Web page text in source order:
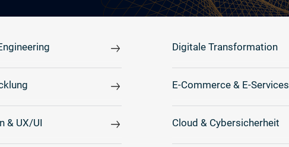
Digitale Transformation
E-Commerce & E-Services
& UX/UI Cloud & Cybersicherheit